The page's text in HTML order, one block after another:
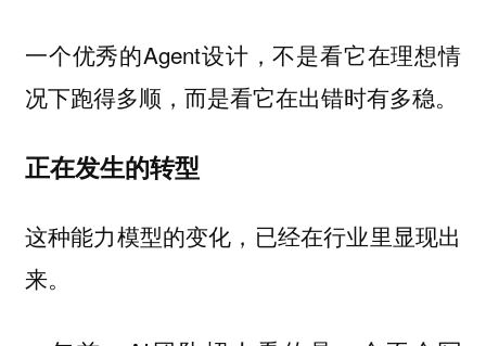
一个优秀的Agent设计，不是看它在理想情
况下跑得多顺，而是看它在出错时有多稳。
正在发生的转型
这种能力模型的变化，已经在行业里显现出
来。